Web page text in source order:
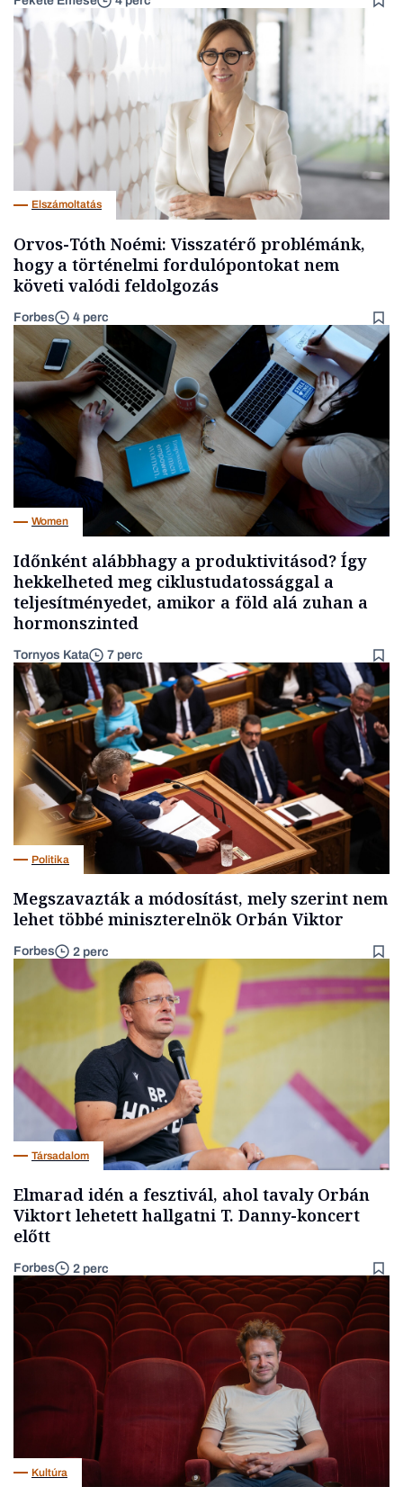
Elszámoltatás
Orvos-Tóth Noémi: Visszatérő problémánk,
hogy a történelmi fordulópontokat nem
követi valódi feldolgozás
Forbes 4 perc
Women
Időnként alábbhagy a produktivitásod? Így
hekkelheted meg ciklustudatossággal a
teljesítményedet, amikor a föld alá zuhan a
hormonszinted
Tornyos Kata 7 perc
Politika
Megszavazták a módosítást, mely szerint nem
lehet többé miniszterelnök Orbán Viktor
Forbes 2 perc
Társadalom
Elmarad idén a fesztivál, ahol tavaly Orbán
Viktort lehetett hallgatni T. Danny-koncert
előtt
Forbes 2 perc
Kultúra